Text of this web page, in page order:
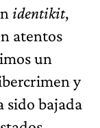
identikit,
atentos
un
y
sido bajada